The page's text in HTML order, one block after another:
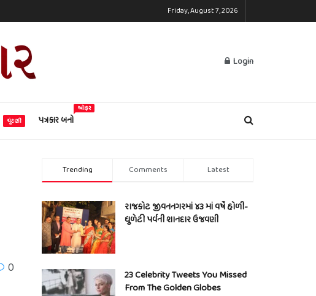
Friday, August 7, 2026
Login
ચૂંટણી પત્રકાર બનો
ઓફર
0
Trending Comments Latest
રાજકોટ જીવનનગરમાં ૪૩ માં વર્ષે હોળી-
ધુળેટી પર્વની શાનદાર ઉજવણી
23 Celebrity Tweets You Missed
From The Golden Globes